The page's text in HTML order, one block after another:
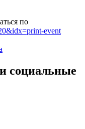
по
event
социальные